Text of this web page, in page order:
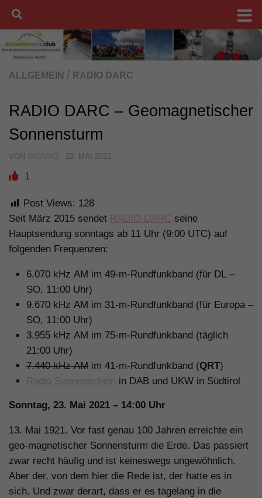
Unter dem Inhalt
ALLGEMEIN / RADIO DARC
RADIO DARC – Geomagnetischer
Sonnensturm
VON IW3AMQ · 22. MAI 2021
1
Post Views: 128
Seit März 2015 sendet RADIO DARC seine
Hauptsendung sonntags ab 11 Uhr (9:00 UTC) auf
folgenden Frequenzen:
6.070 kHz AM im 49-m-Rundfunkband (für DL –
SO, 11:00 Uhr)
9.670 kHz AM im 31-m-Rundfunkband (für Europa –
SO, 11:00 Uhr)
3.955 kHz AM im 75-m-Rundfunkband (täglich
21:00 Uhr)
7.440 kHz AM im 41-m-Rundfunkband (QRT)
Radio Sonnenschein in DAB und UKW in Südtirol
Sonntag, 23. Mai 2021 – 14:00 Uhr
13. Mai 1921. Vor fast genau 100 Jahren erreichte ein
geo-magnetischer Sonnensturm die Erde. Das passiert
zwar recht häufig und ist keineswegs ungewöhnlich.
Aber der, von dem hier die Rede ist, der hatte es in
sich. Und zwar derart, dass er es tagelang in die